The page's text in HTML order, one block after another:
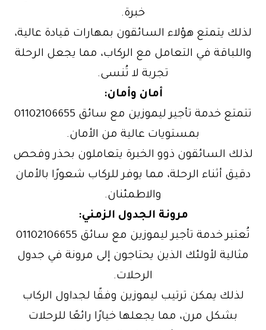
خبرة.
لذلك يتمتع هؤلاء السائقون بمهارات قيادة عالية،
واللباقة في التعامل مع الركاب، مما يجعل الرحلة
تجربة لا تُنسى.
أمان وأمان:
تتمتع خدمة تأجير ليموزين مع سائق 01102106655
بمستويات عالية من الأمان.
لذلك السائقون ذوو الخبرة يتعاملون بحذر وفحص
دقيق أثناء الرحلة، مما يوفر للركاب شعورًا بالأمان
والاطمئنان.
مرونة الجدول الزمني:
تُعتبر خدمة تأجير ليموزين مع سائق 01102106655
مثالية لأولئك الذين يحتاجون إلى مرونة في جدول
الرحلات.
لذلك يمكن ترتيب ليموزين وفقًا لجداول الركاب
بشكل مرن، مما يجعلها خيارًا رائعًا للرحلات